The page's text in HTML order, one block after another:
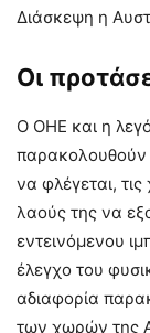
Διάσκεψη η
Οι
Ο ΟΗΕ και η
παρακολουθούν
να φλέγεται,
λαούς της να
εντεινόμενου
έλεγχο του
αδιαφορία
των χωρών της